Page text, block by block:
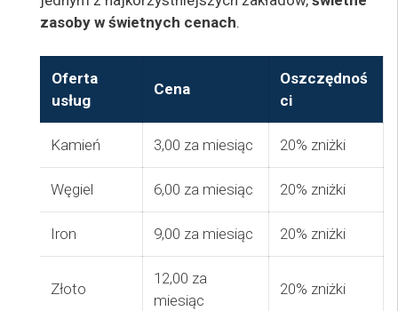
zasoby w świetnych cenach.
Oferta
usług
Cena
Oszczędnoś
ci
Kamień 3,00 za miesiąc 20% zniżki
Węgiel 6,00 za miesiąc 20% zniżki
Iron 9,00 za miesiąc 20% zniżki
Złoto
12,00 za
miesiąc
20% zniżki